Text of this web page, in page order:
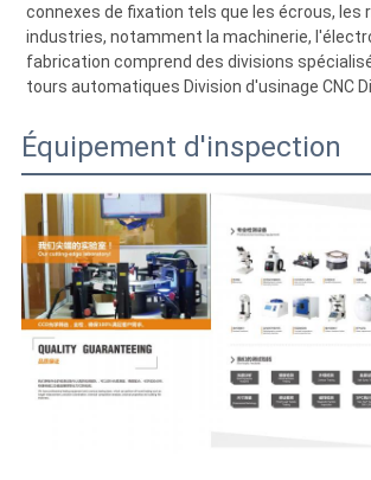
connexes de fixation tels que les écrous,
industries, notamment la machinerie,
fabrication comprend des divisions
tours automatiques Division d'usinage CNC
Équipement d'inspection